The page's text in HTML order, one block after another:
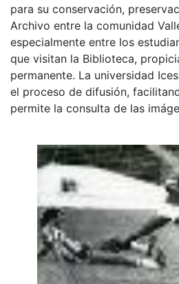
para su conservación,
Archivo entre la comunidad
especialmente entre los
que visitan la Biblioteca,
permanente. La universidad
el proceso de difusión,
permite la consulta de las